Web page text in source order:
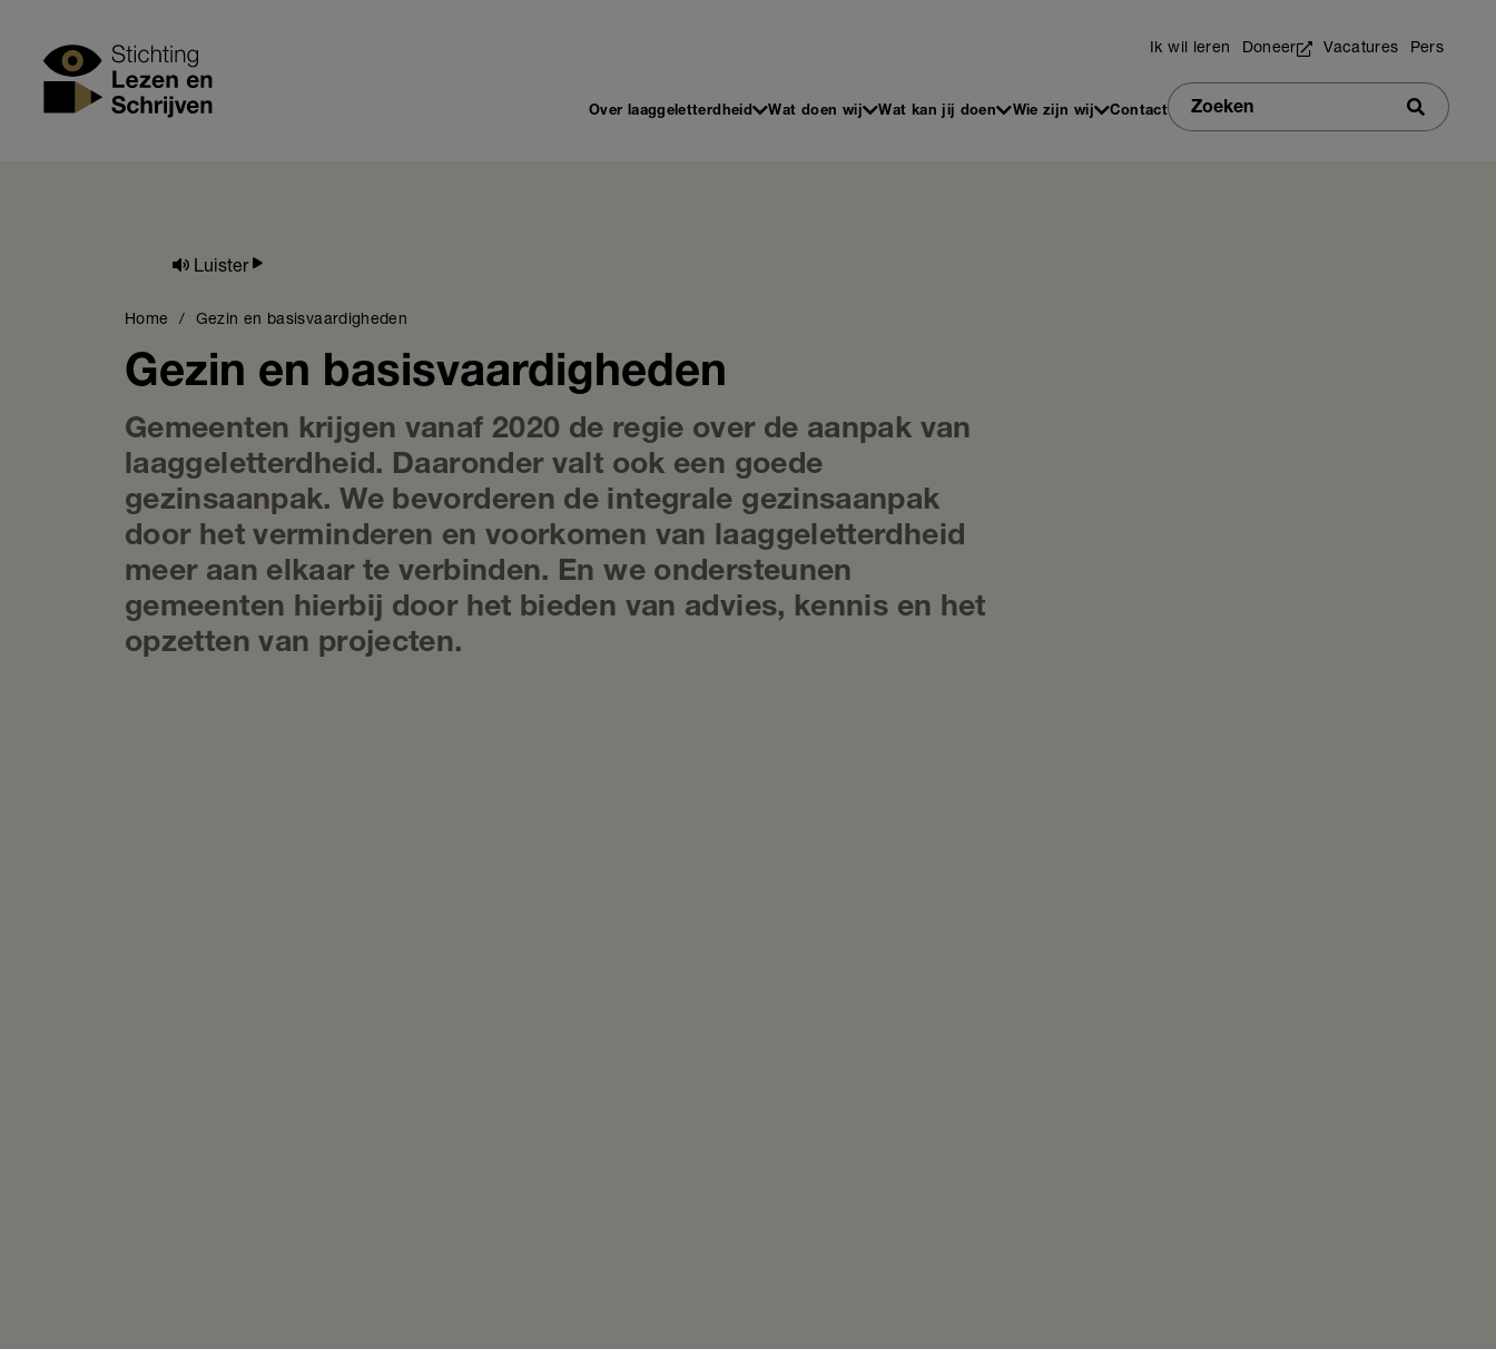
Stichting Lezen en Schrijven Utilities
Ik wil leren Doneer Vacatures Pers
Main
Over laaggeletterdheid Wat doen wij Wat kan jij doen Wie zijn wij Contact
Zoeken
Zoeken
Luister
Breadcrumb
Home Gezin en basisvaardigheden
Gezin en basisvaardigheden
Gemeenten krijgen vanaf 2020 de regie over de aanpak van
laaggeletterdheid. Daaronder valt ook een goede
gezinsaanpak. We bevorderen de integrale gezinsaanpak
door het verminderen en voorkomen van laaggeletterdheid
meer aan elkaar te verbinden. En we ondersteunen
gemeenten hierbij door het bieden van advies, kennis en het
opzetten van projecten.